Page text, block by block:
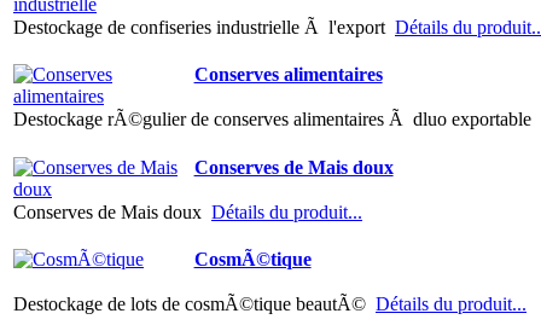
Destockage de confiseries industrielle Ã l'export Détails du
Conserves alimentaires
Destockage rÃ©gulier de conserves alimentaires Ã dluo exportable
Conserves de Mais doux
Conserves de Mais doux Détails du produit...
CosmÃ©tique
Destockage de lots de cosmÃ©tique beautÃ© Détails du produit...